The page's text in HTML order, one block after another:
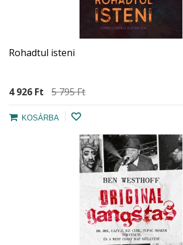
Rohadtul isteni
4 926 Ft‎ 5 795 Ft‎
KOSÁRBA